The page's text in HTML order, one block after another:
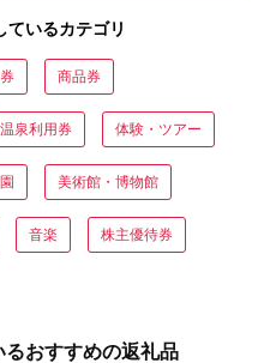
ているカテゴリ
商品券
温泉利用券 体験・ツアー
美術館・博物館
音楽 株主優待券
おすすめの返礼品